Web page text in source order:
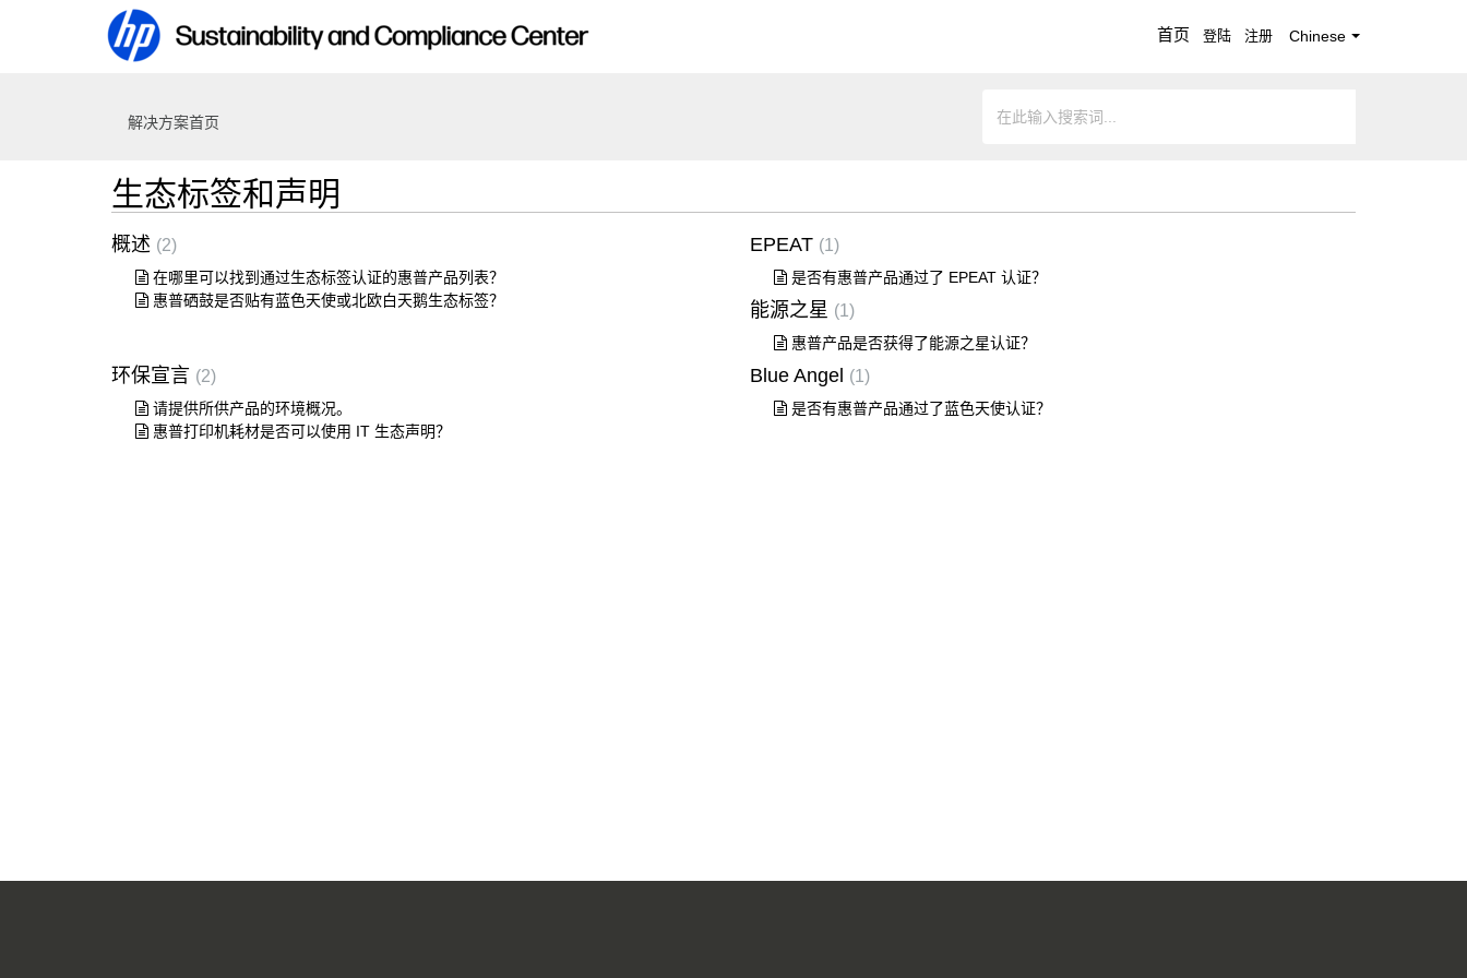
首页 Chinese
登陆 注册
解决方案首页
生态标签和声明
概述 2
在哪里可以找到通过生态标签认证的惠普产品列表？
惠普硒鼓是否贴有蓝色天使或北欧白天鹅生态标签？
EPEAT 1
是否有惠普产品通过了 EPEAT 认证？
能源之星 1
惠普产品是否获得了能源之星认证？
环保宣言 2
请提供所供产品的环境概况。
惠普打印机耗材是否可以使用 IT 生态声明？
Blue Angel 1
是否有惠普产品通过了蓝色天使认证？